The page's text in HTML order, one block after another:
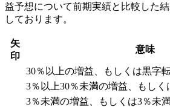
益予想について前期実績と比較した
しております。
矢
印
意味
30％以上の増益、もしくは黒字
3％以上30％未満の増益、もしく
3％未満の増益、もしくは3％未